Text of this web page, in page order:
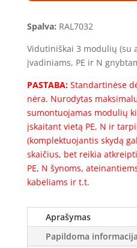
(3mod.)
(250x200x150)
Spalva: RAL7032
Vidutiniškai 3 modulių (su
įvadiniams, PE ir N
PASTABA:Standartinėse
nėra. Nurodytas
sumontuojamas modulių
įskaitant vietą PE, N ir
(komplektuojantis skydą
skaičius, bet reikia
PE, N šynoms,
kabeliams ir t.t.
Aprašymas
Papildoma informacija